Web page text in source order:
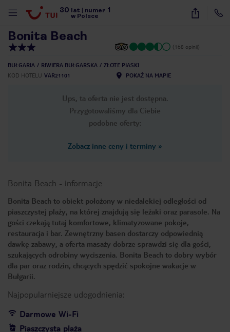
30 lat numer 1
w Polsce
15
Bonita Beach
(168 opinii)
BUŁGARIA RIWIERA BUŁGARSKA
ZŁOTE PIASKI
KOD HOTELU VAR21101 POKAŻ NA MAPIE
Ups, ta oferta nie jest dostępna.
Przygotowaliśmy dla Ciebie
podobne oferty:
Zobacz inne ceny i terminy »
Bonita Beach - informacje
Bonita Beach to obiekt położony w niedalekiej odległości od
piaszczystej plaży, na której znajdują się leżaki oraz parasole. Na
gości czekają tutaj komfortowe, klimatyzowane pokoje,
restauracja i bar. Zewnętrzny basen dostarczy odpowiednią
dawkę zabawy, a oferta masaży dobrze sprawdzi się dla gości,
szukających odrobiny wyciszenia. Bonita Beach to dobry wybór
dla par oraz rodzin, chcących spędzić spokojne wakacje w
Bułgarii.
Najpopularniejsze udogodnienia:
Darmowe Wi-Fi
Piaszczysta plaża